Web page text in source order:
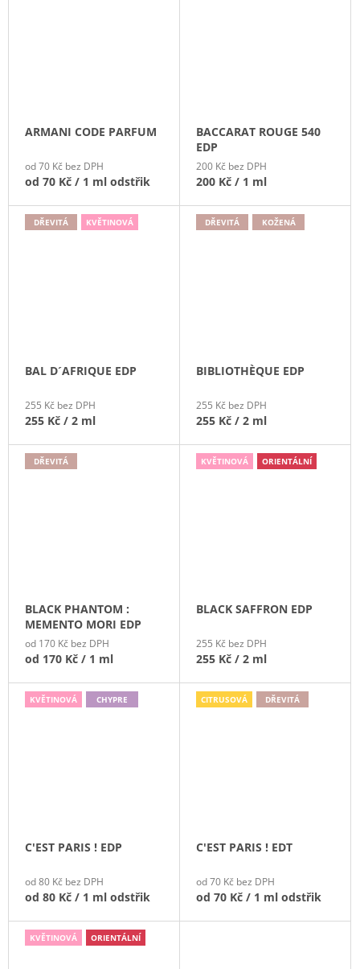
ARMANI CODE PARFUM
od 70 Kč bez DPH
od 70 Kč / 1 ml odstřik
BACCARAT ROUGE 540
EDP
200 Kč bez DPH
200 Kč / 1 ml
DŘEVITÁ KVĚTINOVÁ
BAL D´AFRIQUE EDP
255 Kč bez DPH
255 Kč / 2 ml
DŘEVITÁ KOŽENÁ
BIBLIOTHÈQUE EDP
255 Kč bez DPH
255 Kč / 2 ml
DŘEVITÁ
BLACK PHANTOM :
MEMENTO MORI EDP
od 170 Kč bez DPH
od 170 Kč / 1 ml
KVĚTINOVÁ ORIENTÁLNÍ
BLACK SAFFRON EDP
255 Kč bez DPH
255 Kč / 2 ml
KVĚTINOVÁ CHYPRE
C'EST PARIS ! EDP
od 80 Kč bez DPH
od 80 Kč / 1 ml odstřik
CITRUSOVÁ DŘEVITÁ
C'EST PARIS ! EDT
od 70 Kč bez DPH
od 70 Kč / 1 ml odstřik
KVĚTINOVÁ ORIENTÁLNÍ